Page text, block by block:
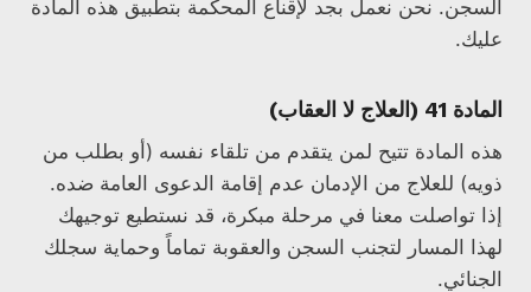
السجن. نحن نعمل بجد لإقناع المحكمة بتطبيق هذه المادة
عليك.
المادة 41 (العلاج لا العقاب)
هذه المادة تتيح لمن يتقدم من تلقاء نفسه (أو بطلب من
ذويه) للعلاج من الإدمان عدم إقامة الدعوى العامة ضده.
إذا تواصلت معنا في مرحلة مبكرة، قد نستطيع توجيهك
لهذا المسار لتجنب السجن والعقوبة تماماً وحماية سجلك
الجنائي.